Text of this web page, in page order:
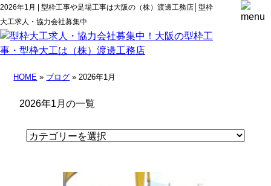
2026年1月 | 型枠工事や足場工事は大阪の（株）渡邊工務店│型枠
大工求人・協力会社募集中
HOME » ブログ » 2026年1月
2026年1月の一覧